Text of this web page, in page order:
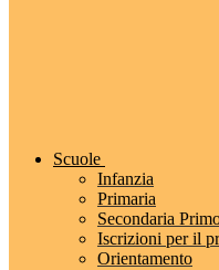
Scuole
Infanzia
Primaria
Secondaria
Iscrizioni per il
Orientamento